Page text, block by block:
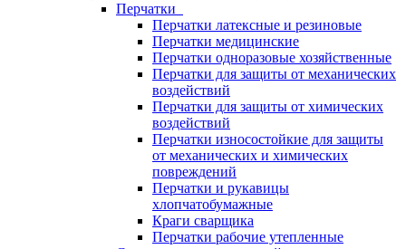
Перчатки
Перчатки латексные и резиновые
Перчатки медицинские
Перчатки одноразовые хозяйственные
Перчатки для защиты от механических
воздействий
Перчатки для защиты от химических
воздействий
Перчатки износостойкие для защиты
от механических и химических
повреждений
Перчатки и рукавицы
хлопчатобумажные
Краги сварщика
Перчатки рабочие утепленные